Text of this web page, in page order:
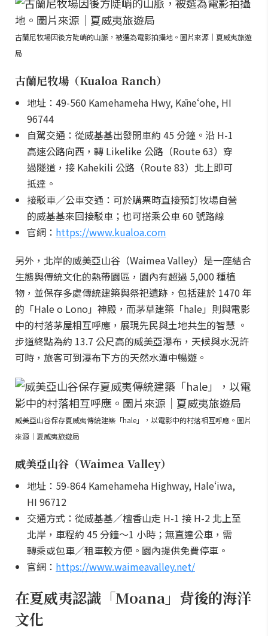
古蘭尼牧場因後方陡峭的山脈，被選為電影拍攝地。圖片來源｜夏威夷旅遊
局
古蘭尼牧場（Kualoa Ranch）
地址：49-560 Kamehameha Hwy, Kāneʻohe, HI
96744
自駕交通：從威基基出發開車約 45 分鐘。沿 H-1
高速公路向西，轉 Likelike 公路（Route 63）穿
過隧道，接 Kahekili 公路（Route 83）北上即可
抵達。
接駁車／公車交通：可於購票時直接預訂牧場自營
的威基基來回接駁車；也可搭乘公車 60 號路線
官網： https://www.kualoa.com
另外，北岸的威美亞山谷（Waimea Valley）是一座結合
生態與傳統文化的熱帶園區，園內有超過 5,000 種植
物，並保存多處傳統建築與祭祀遺跡，包括建於 1470 年
的「Hale o Lono」神殿，而茅草建築「hale」則與電影
中的村落茅屋相互呼應，展現先民與土地共生的智慧 。
步道終點為約 13.7 公尺高的威美亞瀑布，天候與水況許
可時，旅客可到瀑布下方的天然水潭中暢遊。
威美亞山谷保存夏威夷傳統建築「hale」，以電影中的村落相互呼應。圖片
來源｜夏威夷旅遊局
威美亞山谷（Waimea Valley）
地址：59-864 Kamehameha Highway, Haleʻiwa,
HI 96712
交通方式：從威基基／檀香山走 H-1 接 H-2 北上至
北岸，車程約 45 分鐘～1 小時；無直達公車，需
轉乘或包車／租車較方便。園內提供免費停車。
官網： https://www.waimeavalley.net/
在夏威夷認識「Moana」背後的海洋
文化